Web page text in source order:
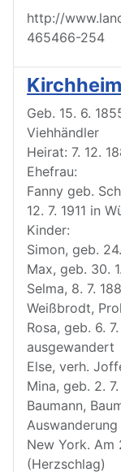
http://
465466-254
Geb. 15. 6.
Viehhändler
Heirat: 7. 12.
Ehefrau:
Fanny geb.
12. 7. 1911 in
Kinder:
Simon, geb.
Max, geb. 30.
Selma, 8. 7.
Weißbrodt,
Rosa, geb. 6.
ausgewandert
Else, verh.
Mina, geb. 2.
Baumann,
New York. Am
(Herzschlag)